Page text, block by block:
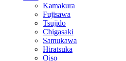
Kamakura
Fujisawa
Tsujido
Chigasaki
Samukawa
Hiratsuka
Oiso